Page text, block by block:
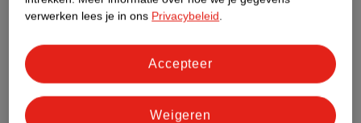
Bekijk ook
MeerELF Alle Foundation
verwerken lees je in ons Privacybeleid.
Weigeren
Accepteer